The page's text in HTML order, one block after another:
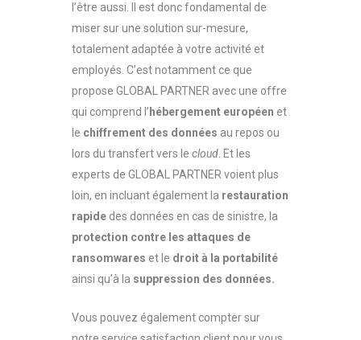
l’être aussi. Il est donc fondamental de
miser sur une solution sur-mesure,
totalement adaptée à votre activité et
employés. C’est notamment ce que
propose GLOBAL PARTNER avec une offre
qui comprend l’ hébergement européen et
le chiffrement des données au repos ou
lors du transfert vers le cloud . Et les
experts de GLOBAL PARTNER voient plus
loin, en incluant également la restauration
rapide des données en cas de sinistre, la
protection contre les attaques de
ransomwares et le droit à la portabilité
ainsi qu’à la suppression des données.
Vous pouvez également compter sur